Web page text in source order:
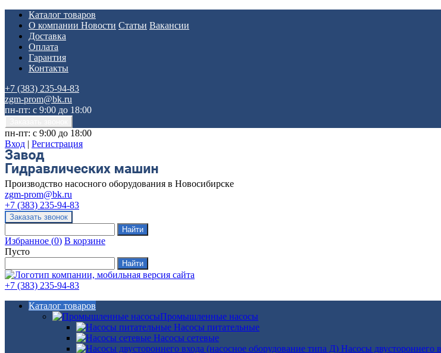
Каталог товаров
О компании Новости Статьи Вакансии
Доставка
Оплата
Гарантия
Контакты
+7 (383) 235-94-83
zgm-prom@bk.ru
пн-пт: с 9:00 до 18:00
пн-пт: с 9:00 до 18:00
Вход | Регистрация
Производство насосного оборудования в Новосибирске
zgm-prom@bk.ru
+7 (383) 235-94-83
Избранное (0) В корзине
Пусто
+7 (383) 235-94-83
Каталог товаров
Промышленные насосы
Насосы питательные
Насосы сетевые
Насосы двустороннего